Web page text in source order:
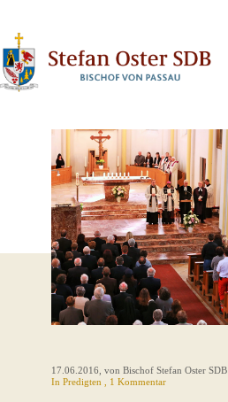
17.06.2016 , von Bischof Stefan Oster SDB
InPredigten , 1 Kommentar